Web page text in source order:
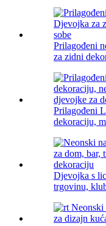
Prilagođeni
za zidni
Prilagođeni
dekoraciju,
Djevojka s
trgovinu,